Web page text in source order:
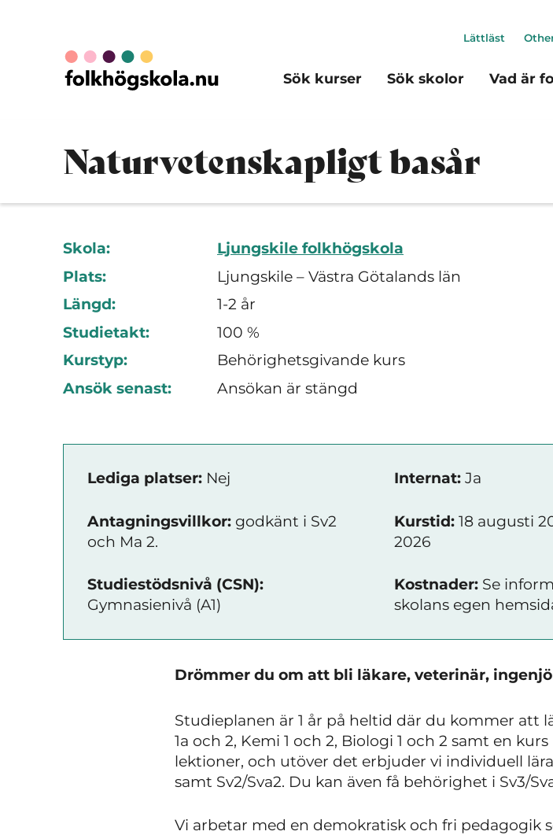
Sök kurser Sök skolor Vad är
Lättläst
Naturvetenskapligt basår
Skola:
Ljungskile folkhögskola
Plats:
Ljungskile – Västra Götalands län
Längd:
1-2 år
Studietakt:
100 %
Kurstyp:
Behörighetsgivande kurs
Ansök senast:
Ansökan är stängd
Lediga platser: Nej
Antagningsvillkor: godkänt i Sv2
och Ma 2.
Studiestödsnivå (CSN):
Gymnasienivå (A1)
Internat: Ja
Kurstid: 18 augusti
2026
Kostnader: Se
skolans egen
Drömmer du om att bli läkare, veterinär,
Studieplanen är 1 år på heltid där du kommer att
1a och 2, Kemi 1 och 2, Biologi 1 och 2 samt en
lektioner, och utöver det erbjuder vi individuell
samt Sv2/Sva2. Du kan även få behörighet i Sv3/
Vi arbetar med en demokratisk och fri pedagogik